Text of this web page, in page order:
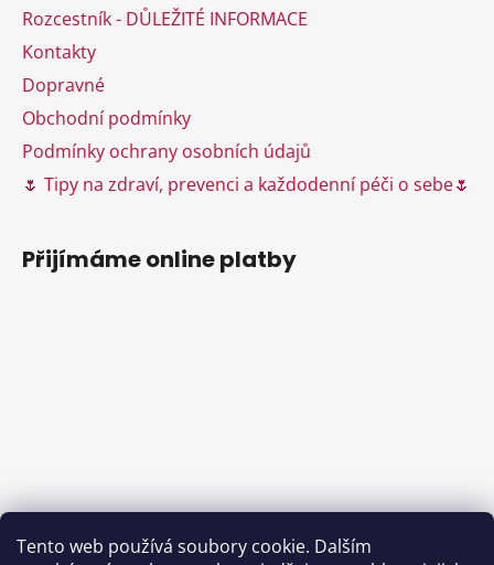
Tento web používá soubory cookie. Dalším
y
s
u
Rozcestník - DŮLEŽITÉ INFORMACE
Kontakty
Dopravné
Obchodní podmínky
Podmínky ochrany osobních údajů
🌷 Tipy na zdraví, prevenci a každodenní péči o sebe🌷
Přijímáme online platby